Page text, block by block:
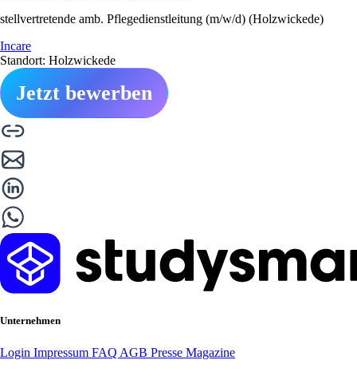
stellvertretende amb. Pflegedienstleitung (m/w/d) (Holzwickede)
Incare
Standort: Holzwickede
Jetzt bewerben
Unternehmen
Login Impressum FAQ AGB Presse Magazine